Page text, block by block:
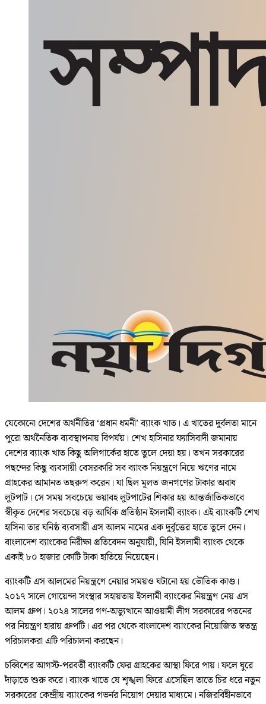
যেকোনো দেশের অর্থনীতির ‘প্রধান ধমনী’ ব্যাংক খাত। এ খাতের দুর্বলতা মানে
পুরো অর্থনৈতিক ব্যবস্থাপনায় বিপর্যয়। শেখ হাসিনার ফ্যাসিবাদী জমানায়
দেশের ব্যাংক খাত কিছু অলিগার্কের হাতে তুলে দেয়া হয়। তখন সরকারের
পছন্দের কিছু ব্যবসায়ী বেসরকারি সব ব্যাংক নিয়ন্ত্রণে নিয়ে ঋণের নামে
গ্রাহকের আমানত তছরুপ করেন। যা ছিল মূলত জনগণের টাকার অবাধ
লুটপাট। সে সময় সবচেয়ে ভয়াবহ লুটপাটের শিকার হয় আন্তর্জাতিকভাবে
স্বীকৃত দেশের সবচেয়ে বড় আর্থিক প্রতিষ্ঠান ইসলামী ব্যাংক। এই ব্যাংকটি শেখ
হাসিনা তার ঘনিষ্ঠ ব্যবসায়ী এস আলম নামের এক দুর্বৃত্তের হাতে তুলে দেন।
বাংলাদেশ ব্যাংকের নিরীক্ষা প্রতিবেদন অনুযায়ী, যিনি ইসলামী ব্যাংক থেকে
একাই ৮০ হাজার কোটি টাকা হাতিয়ে নিয়েছেন।
ব্যাংকটি এস আলমের নিয়ন্ত্রণে নেয়ার সময়ও ঘটানো হয় ভৌতিক কাণ্ড।
২০১৭ সালে গোয়েন্দা সংস্থার সহায়তায় ইসলামী ব্যাংকের নিয়ন্ত্রণ নেয় এস
আলম গ্রুপ। ২০২৪ সালের গণ-অভ্যুত্থানে আওয়ামী লীগ সরকারের পতনের
পর নিয়ন্ত্রণ হারায় গ্রুপটি। এর পর থেকে বাংলাদেশ ব্যাংকের নিয়োজিত স্বতন্ত্র
পরিচালকরা এটি পরিচালনা করছেন।
চব্বিশের আগস্ট-পরবর্তী ব্যাংকটি ফের গ্রাহকের আস্থা ফিরে পায়। ফলে ঘুরে
দাঁড়াতে শুরু করে। ব্যাংক খাতে যে শৃঙ্খলা ফিরে এসেছিল তাতে চির ধরে নতুন
সরকারের কেন্দ্রীয় ব্যাংকের গভর্নর নিয়োগ দেয়ার মাধ্যমে। নজিরবিহীনভাবে